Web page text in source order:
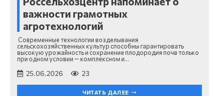
важности грамотных
агротехнологий
Современные технологии возделывания
сельскохозяйственных культур способны гарантировать
высокую урожайность и сохранение плодородия почв только
при одном условии — комплексном и…
25.06.2026 23
ЧИТАТЬ ДАЛЕЕ